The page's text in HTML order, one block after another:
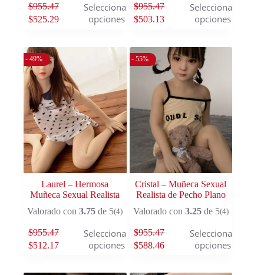
$955.47
$525.29
Seleccionar
opciones
$955.47
$503.13
Seleccionar
opciones
- 49%
Laurel – Hermosa
Muñeca Sexual Realista
Valorado con3.75 de 5(4)
$955.47
$512.17
Seleccionar
opciones
- 55%
Cristal – Muñeca Sexual
Realista de Pecho Plano
Valorado con 3.25de 5(4)
$955.47
$588.46
Seleccionar
opciones